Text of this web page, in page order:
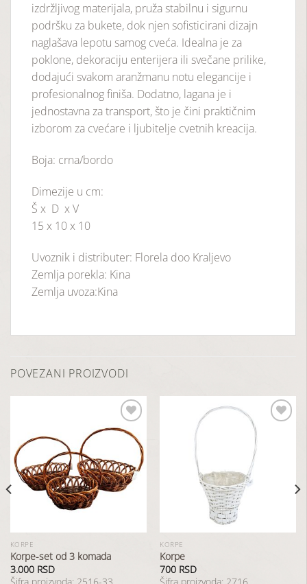
izdržljivog materijala, pruža stabilnu i sigurnu
podršku za bukete, dok njen sofisticirani dizajn
naglašava lepotu samog cveća. Idealna je za
poklone, dekoraciju enterijera ili svečane prilike,
dodajući svakom aranžmanu notu elegancije i
profesionalnog finiša. Dodatno, lagana je i
jednostavna za transport, što je čini praktičnim
izborom za cvećare i ljubitelje cvetnih kreacija.
Boja: crna/bordo
Dimezije u cm:
Š x D x V
15 x 10 x 10
Uvoznik i distributer: Florela doo Kraljevo
Zemlja porekla: Kina
Zemlja uvoza:Kina
POVEZANI PROIZVODI
u
listu
želja
KORPE
Korpe-set od 3 komada
3.000 RSD
KORPE
Korpe
700 RSD